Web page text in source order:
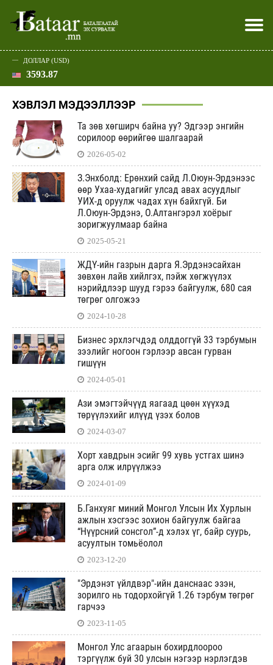
Эхлэл
Улс төр
Нийгэм
Эдийн засаг
Дэлхий
Спорт
Шар
Батаар юу хэлэв
Хэвлэл мэдээллээр
ДОЛЛАР (USD)
3593.87
ХЭВЛЭЛ МЭДЭЭЛЛЭЭР
Та зөв хөгширч байна уу? Эдгээр энгийн
сорилоор өөрийгөө шалгаарай
2026-05-02
З.Энхболд: Ерөнхий сайд Л.Оюун-Эрдэнээс
өөр Ухаа-худагийг улсад авах асуудлыг
УИХ-д оруулж чадах хүн байхгүй. Би
Л.Оюун-Эрдэнэ, О.Алтангэрэл хоёрыг
зоригжуулмаар байна
2025-05-21
ЖДҮ-ийн газрын дарга Я.Эрдэнэсайхан
зөвхөн лайв хийлгэх, пэйж хөгжүүлэх
нэрийдлээр шууд гэрээ байгуулж, 680 сая
төгрөг олгожээ
2024-10-28
Бизнес эрхлэгчдэд олддоггүй 33 тэрбумын
зээлийг ногоон гэрлээр авсан гурван
гишүүн
2024-05-01
Ази эмэгтэйчүүд яагаад цөөн хүүхэд
төрүүлэхийг илүүд үзэх болов
2024-03-07
Хорт хавдрын эсийг 99 хувь устгах шинэ
арга олж илрүүлжээ
2024-01-09
Б.Ганхуяг миний Монгол Улсын Их Хурлын
ажлын хэсгээс зохион байгуулж байгаа
“Нүүрсний сонсгол”-д хэлэх үг, байр суурь,
асуултын томьёолол
2023-12-20
"Эрдэнэт үйлдвэр"-ийн данснаас эзэн,
зорилго нь тодорхойгүй 1.26 тэрбум төгрөг
гарчээ
2023-11-05
Монгол Улс агаарын бохирдлоороо
тэргүүлж буй 30 улсын нэгээр нэрлэгдэв